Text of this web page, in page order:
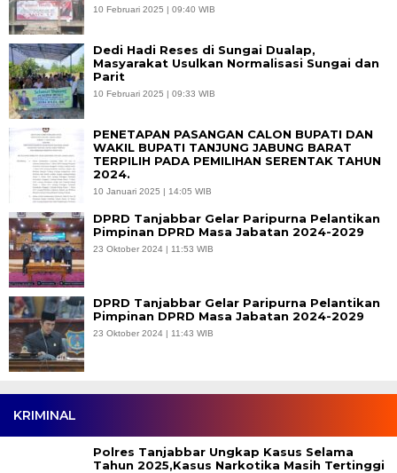
10 Februari 2025 | 09:40 WIB
Dedi Hadi Reses di Sungai Dualap,
Masyarakat Usulkan Normalisasi Sungai dan
Parit
10 Februari 2025 | 09:33 WIB
PENETAPAN PASANGAN CALON BUPATI DAN
WAKIL BUPATI TANJUNG JABUNG BARAT
TERPILIH PADA PEMILIHAN SERENTAK TAHUN
2024.
10 Januari 2025 | 14:05 WIB
DPRD Tanjabbar Gelar Paripurna Pelantikan
Pimpinan DPRD Masa Jabatan 2024-2029
23 Oktober 2024 | 11:53 WIB
DPRD Tanjabbar Gelar Paripurna Pelantikan
Pimpinan DPRD Masa Jabatan 2024-2029
23 Oktober 2024 | 11:43 WIB
KRIMINAL
Polres Tanjabbar Ungkap Kasus Selama
Tahun 2025,Kasus Narkotika Masih Tertinggi